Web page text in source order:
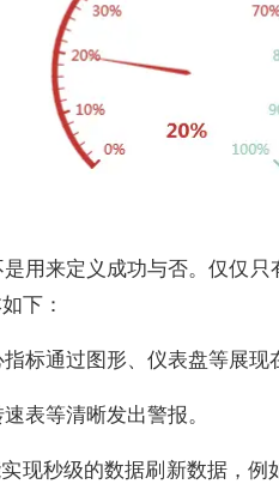
用来定义成功与否。仅仅
下：
标通过图形、仪表盘等展现
表等清晰发出警报。
现秒级的数据刷新数据，例